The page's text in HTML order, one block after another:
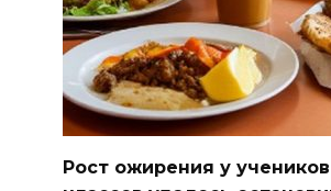
Рост ожирения у